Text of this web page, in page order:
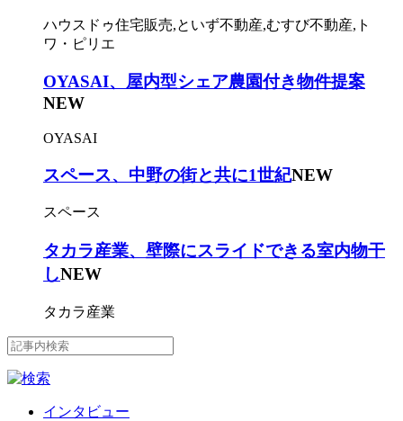
ハウスドゥ住宅販売,といず不動産,むすび不動産,ト
ワ・ピリエ
OYASAI、屋内型シェア農園付き物件提案
NEW
OYASAI
スペース、中野の街と共に1世紀NEW
スペース
タカラ産業、壁際にスライドできる室内物干
しNEW
タカラ産業
インタビュー